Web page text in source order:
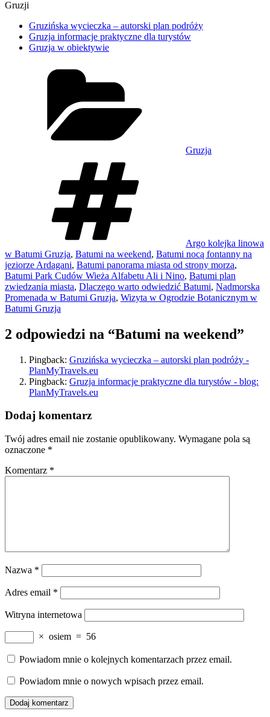
Gruzji
Gruzińska wycieczka – autorski plan podróży
Gruzja informacje praktyczne dla turystów
Gruzja w obiektywie
Gruzja
Argo kolejka linowa
w Batumi Gruzja, Batumi na weekend, Batumi nocą fontanny na
jeziorze Ardagani, Batumi panorama miasta od strony morza,
Batumi Park Cudów Wieża Alfabetu Ali i Nino, Batumi plan
zwiedzania miasta, Dlaczego warto odwiedzić Batumi, Nadmorska
Promenada w Batumi Gruzja, Wizyta w Ogrodzie Botanicznym w
Batumi Gruzja
2 odpowiedzi na “Batumi na weekend”
Pingback: Gruzińska wycieczka – autorski plan podróży -
PlanMyTravels.eu
Pingback: Gruzja informacje praktyczne dla turystów - blog:
PlanMyTravels.eu
Dodaj komentarz
Twój adres email nie zostanie opublikowany. Wymagane pola są
oznaczone *
Komentarz *
Nazwa *
Adres email *
Witryna internetowa
× osiem = 56
Powiadom mnie o kolejnych komentarzach przez email.
Powiadom mnie o nowych wpisach przez email.